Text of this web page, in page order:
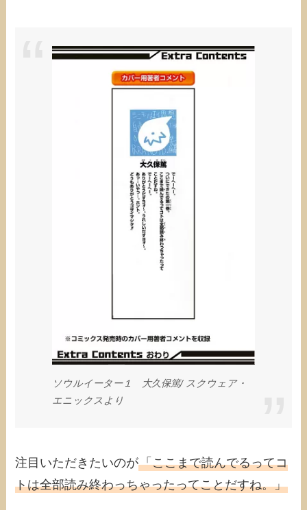
ソウルイーター１ 大久保篤/‎ スクウェア・
エニックスより
注目いただきたいのが「ここまで読んでるってコ
トは全部読み終わっちゃったってことだすね。」